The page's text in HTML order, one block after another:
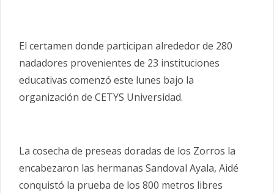
El certamen donde participan alrededor de 280
nadadores provenientes de 23 instituciones
educativas comenzó este lunes bajo la
organización de CETYS Universidad.
La cosecha de preseas doradas de los Zorros la
encabezaron las hermanas Sandoval Ayala, Aidé
conquistó la prueba de los 800 metros libres